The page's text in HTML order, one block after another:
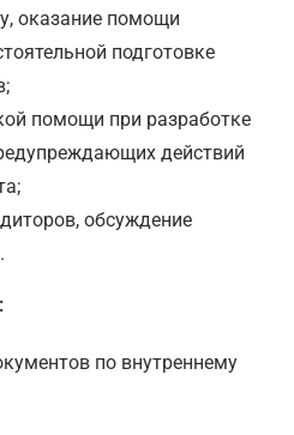
оказание помощи
подготовке
помощи при разработке
действий
обсуждение
по внутреннему